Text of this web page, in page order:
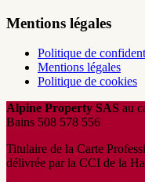
Mentions légales
Politique de
Mentions légales
Politique de cookies
Alpine Property SAS au
Bains 508 578 556
Titulaire de la Carte
délivrée par la CCI de la